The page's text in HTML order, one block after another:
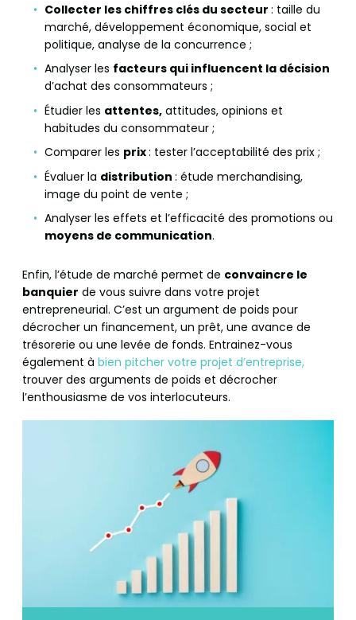
Collecter les chiffres clés du secteur : taille du
marché, développement économique, social et
politique, analyse de la concurrence ;
Analyser les facteurs qui influencent la décision
d’achat des consommateurs ;
Étudier les attentes, attitudes, opinions et
habitudes du consommateur ;
Comparer les prix: tester l’acceptabilité des prix ;
Évaluer la distribution : étude merchandising,
image du point de vente ;
Analyser les effets et l’efficacité des promotions ou
moyens de communication.
Enfin, l’étude de marché permet de convaincre le
banquier de vous suivre dans votre projet
entrepreneurial. C’est un argument de poids pour
décrocher un financement, un prêt, une avance de
trésorerie ou une levée de fonds. Entrainez-vous
également à bien pitcher votre projet d’entreprise,
trouver des arguments de poids et décrocher
l’enthousiasme de vos interlocuteurs.